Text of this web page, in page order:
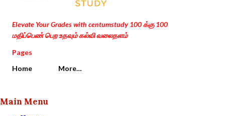
Elevate Your Grades with centumstudy 100 க்கு 100
மதிப்பெண் பெற உதவும் கல்வி வலைதளம்
Pages
Home
More…
Main Menu